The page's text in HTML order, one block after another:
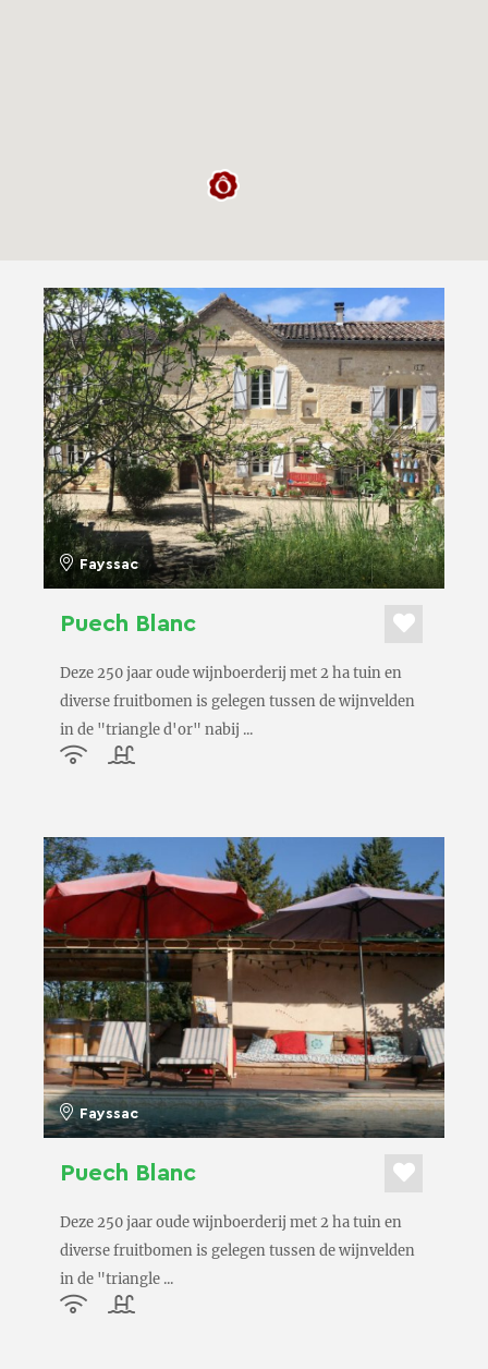
Fayssac
Puech Blanc
Deze 250 jaar oude wijnboerderij met 2 ha tuin en
diverse fruitbomen is gelegen tussen de wijnvelden
in de "triangle d'or" nabij ...
Fayssac
Puech Blanc
Deze 250 jaar oude wijnboerderij met 2 ha tuin en
diverse fruitbomen is gelegen tussen de wijnvelden
in de "triangle ...